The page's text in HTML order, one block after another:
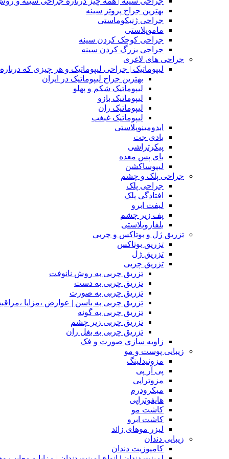
بهترین جراح پروتز سینه
جراحی ژنیکوماستی
ماموپلاستی
جراحی کوچک کردن سینه
جراحی بزرگ کردن سینه
جراحی های لاغری
لیپوماتیک | جراحی لیپوماتیک و هر چیزی که درباره
بهترین جراح لیپوماتیک در ایران
لیپوماتیک شکم و پهلو
لیپوماتیک بازو
لیپوماتیک ران
لیپوماتیک غبغب
ابدومینوپلاستی
بادی‌ جت
پیکرتراشی
بای پس معده
لیپوساکشن
جراحی پلک و چشم
جراحی پلک
افتادگی پلک
لیفت ابرو
پف زیر چشم
بلفاروپلاستی
تزریق ژل و بوتاکس و چربی
تزریق بوتاکس
تزریق ژل
تزریق چربی
تزریق چربی به روش نانوفت
تزریق چربی به دست
تزریق چربی به صورت
تزریق چربی به باسن | عوارض ،مزایا
تزریق چربی به گونه
تزریق چربی زیر چشم
تزریق چربی به بغل ران
زاویه سازی صورت و فک
زیبایی پوست و مو
مزونیدلینگ
پی آر پی
مزوتراپی
میکرودرم
هایفوتراپی
کاشت مو
کاشت ابرو
لیزر موهای زائد
زیبایی دندان
کامپوزیت دندان